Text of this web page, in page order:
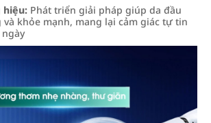
hiệu: Phát triển giải pháp giúp da đầu
và khỏe mạnh, mang lại cảm giác tự tin